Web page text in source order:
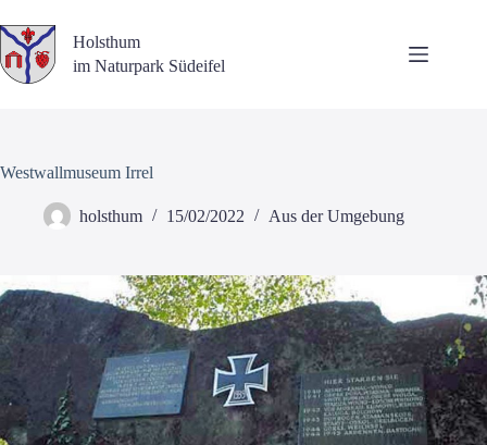
Inhalt
springen
Holsthum
im Naturpark Südeifel
Westwallmuseum Irrel
holsthum 15/02/2022 Aus der Umgebung